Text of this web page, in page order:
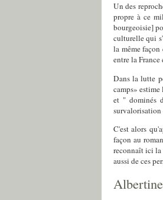
Un des
propre à ce
bourgeoisie]
culturelle qui
la même
entre la
Dans la lutte
camps»
et " dominés
C'est alors
façon au
reconnaît ici la
aussi de ces